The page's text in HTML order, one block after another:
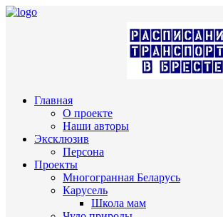
Главная
О проекте
Наши авторы
Эксклюзив
Персона
Проекты
Многогранная Беларусь
Карусель
Школа мам